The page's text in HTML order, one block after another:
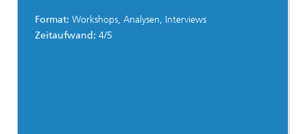
Format: Workshops, Analysen, Interviews
Zeitaufwand: 4/5